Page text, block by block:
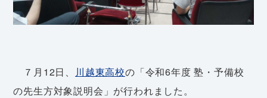
７月12日、 川越東高校の「令和6年度 塾・予備校
の先生方対象説明会」が行われました。